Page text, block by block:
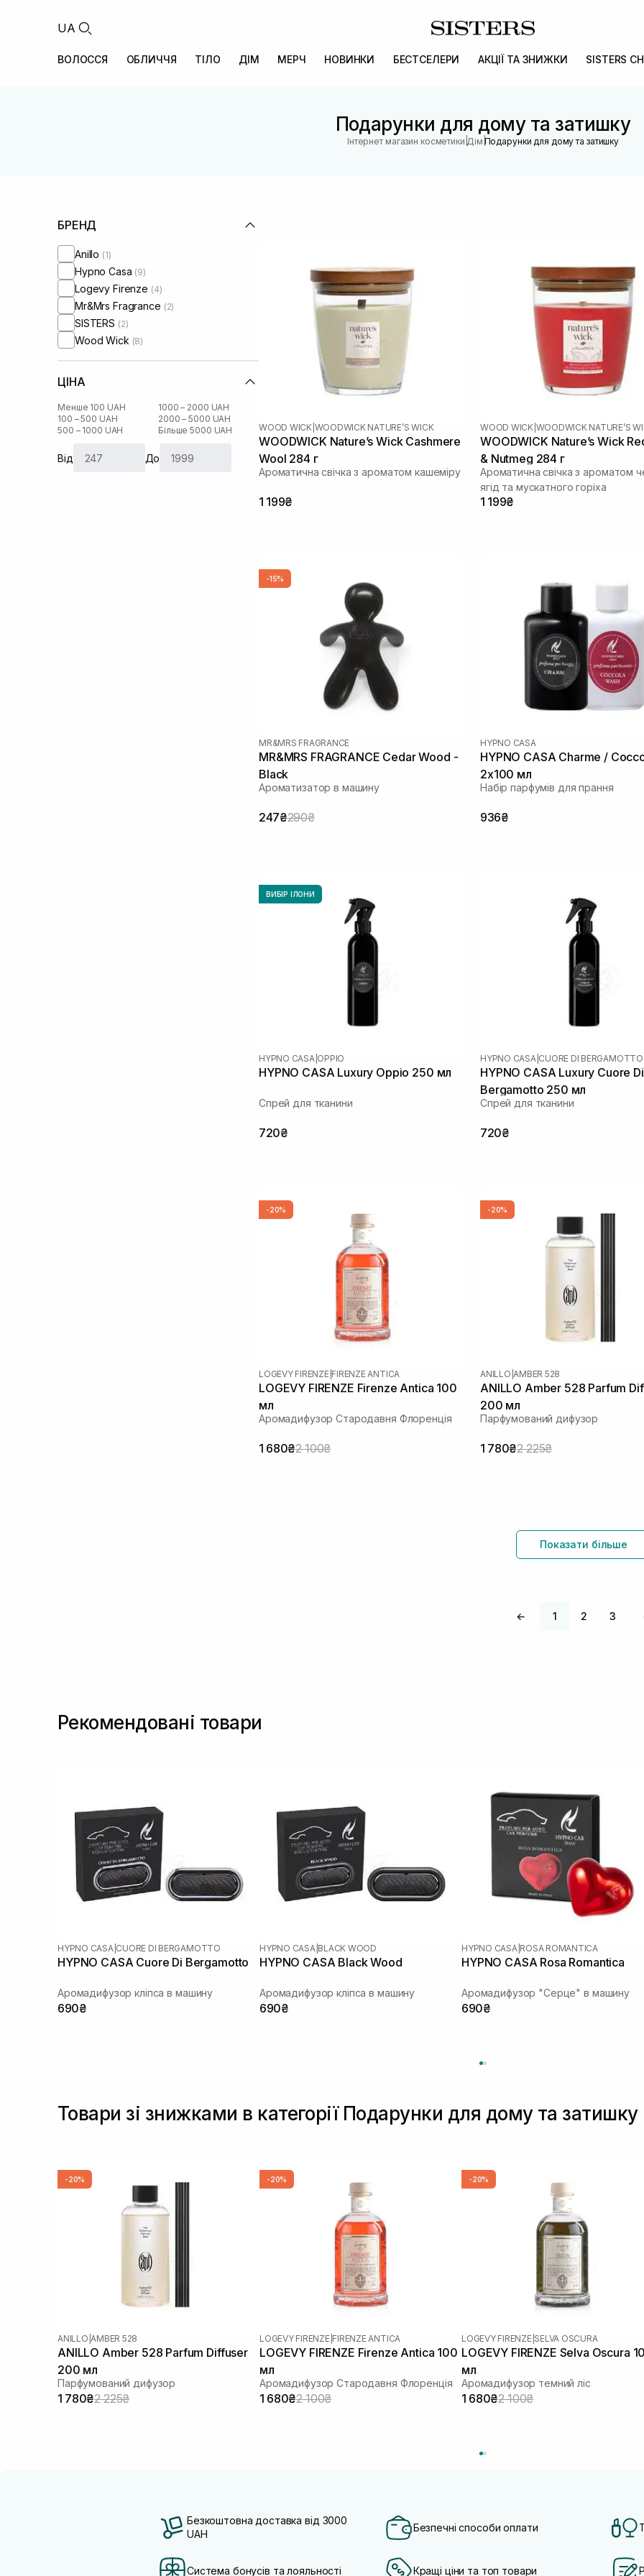
UA
ВОЛОССЯ ОБЛИЧЧЯ ТІЛО ДІМ МЕРЧ НОВИНКИ БЕСТСЕЛЕРИ АКЦІЇ ТА ЗНИЖКИ SISTERS
Подарунки для дому та затишку
Інтернет магазин косметики Дім |Подарунки для дому та затишку
БРЕНД
Anillo (1)
Hypno Casa (9)
Logevy Firenze (4)
Mr&Mrs Fragrance (2)
SISTERS (2)
Wood Wick (8)
ЦІНА
Менше 100 UAH
100 – 500 UAH
500 – 1000 UAH
1000 – 2000 UAH
2000 – 5000 UAH
Більше 5000 UAH
Від До
WOOD WICK WOODWICK NATURE’S WICK
WOODWICK Nature’s Wick Cashmere
Wool 284 г
Ароматична свічка з ароматом кашеміру
1 199₴
WOOD WICK WOODWICK NATURE’S
WOODWICK Nature’s Wick
& Nutmeg 284 г
Ароматична свічка з ароматом
ягід та мускатного горіха
1 199₴
-15%
MR&MRS FRAGRANCE
MR&MRS FRAGRANCE Cedar Wood -
Black
Ароматизатор в машину
247₴290₴
HYPNO CASA
HYPNO CASA Charme /
2x100 мл
Набір парфумів для прання
936₴
ВИБІР ІЛОНИ
HYPNO CASA OPPIO
HYPNO CASA Luxury Oppio 250 мл
Спрей для тканини
720₴
HYPNO CASA CUORE DI BERGAMOTTO
HYPNO CASA Luxury Cuore Di
Bergamotto 250 мл
Спрей для тканини
720₴
-20%
LOGEVY FIRENZE FIRENZE ANTICA
LOGEVY FIRENZE Firenze Antica 100
мл
Аромадифузор Стародавня Флоренція
1 680₴2 100₴
-20%
ANILLO AMBER 528
ANILLO Amber 528 Parfum
200 мл
Парфумований дифузор
1 780₴2 225₴
Показати більше
← 1 2 3
Рекомендовані товари
HYPNO CASA CUORE DI BERGAMOTTO
HYPNO CASA Cuore Di Bergamotto
Аромадифузор кліпса в машину
690₴
HYPNO CASA BLACK WOOD
HYPNO CASA Black Wood
Аромадифузор кліпса в машину
690₴
HYPNO CASA ROSA ROMANTICA
HYPNO CASA Rosa Romantica
Аромадифузор "Серце" в машину
690₴
Товари зі знижками в категорії Подарунки для дому та затишку
-20%
ANILLO |AMBER 528
ANILLO Amber 528 Parfum Diffuser
200 мл
Парфумований дифузор
1 780₴2 225₴
-20%
LOGEVY FIRENZE| FIRENZE ANTICA
LOGEVY FIRENZE Firenze Antica 100
мл
Аромадифузор Стародавня Флоренція
1 680₴2 100₴
-20%
LOGEVY FIRENZE| SELVA OSCURA
LOGEVY FIRENZE Selva Oscura
мл
Аромадифузор темний ліс
1 680₴2 100₴
Безкоштовна доставка від 3000
UAH
Безпечні способи оплати
Система бонусів та лояльності Кращі ціни та топ товари